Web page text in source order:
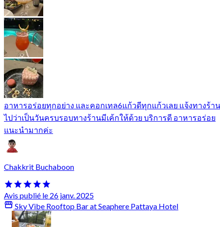
อาหารอร่อยทุกอย่าง และคอกเทล6แก้วดีทุกแก้วเลย แจ้งทางร้าน
ไปว่าเป็นวันครบรอบทางร้านมีเค้กให้ด้วย บริการดี อาหารอร่อย
แนะนำมากค่ะ
Chakkrit Buchaboon
Avis publié le 26 janv. 2025
Sky Vibe Rooftop Bar at Seaphere Pattaya Hotel